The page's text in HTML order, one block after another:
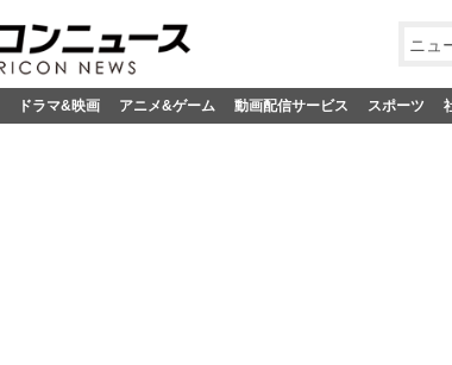
ニュ
ドラマ&映画 アニメ&ゲーム 動画配信サービス スポーツ